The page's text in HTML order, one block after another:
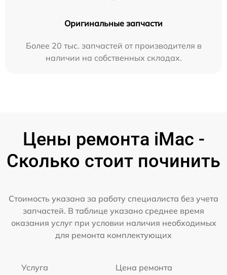
Оригинальные запчасти
Более 20 тыс. запчастей от производителя в
наличии на собственных складах.
Цены ремонта iMac -
Сколько стоит починить
Стоимость указана за работу специалиста без учета
запчастей. В таблице указано среднее время
оказания услуг при условии наличия необходимых
для ремонта комплектующих
Услуга Цена ремонта